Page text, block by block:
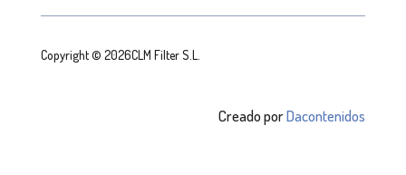
Copyright © 2026CLM Filter S.L.
Creado porDacontenidos